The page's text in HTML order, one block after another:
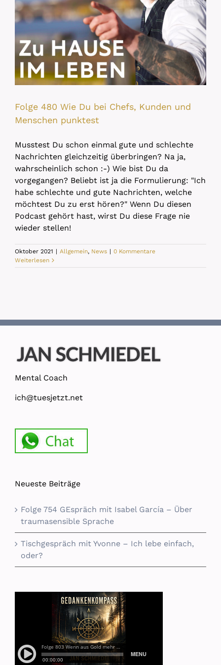
Folge 480 Wie Du bei Chefs, Kunden und
Menschen punktest
Musstest Du schon einmal gute und schlechte
Nachrichten gleichzeitig überbringen? Na ja,
wahrscheinlich schon :-) Wie bist Du da
vorgegangen? Beliebt ist ja die Formulierung: "Ich
habe schlechte und gute Nachrichten, welche
möchtest Du zu erst hören?" Wenn Du diesen
Podcast gehört hast, wirst Du diese Frage nie
wieder stellen!
Oktober 2021 | Allgemein, News | 0 Kommentare
Weiterlesen
Mental Coach
ich@tuesjetzt.net
Neueste Beiträge
Folge 754 GEspräch mit Isabel García – Über
traumasensible Sprache
Tischgespräch mit Yvonne – Ich lebe einfach,
oder?